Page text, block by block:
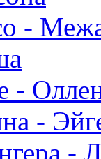
-
-
-
-